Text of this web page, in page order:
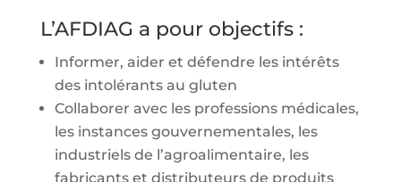
L’AFDIAG a pour objectifs :
Informer, aider et défendre les intérêts
des intolérants au gluten
Collaborer avec les professions médicales,
les instances gouvernementales, les
industriels de l’agroalimentaire, les
fabricants et distributeurs de produits